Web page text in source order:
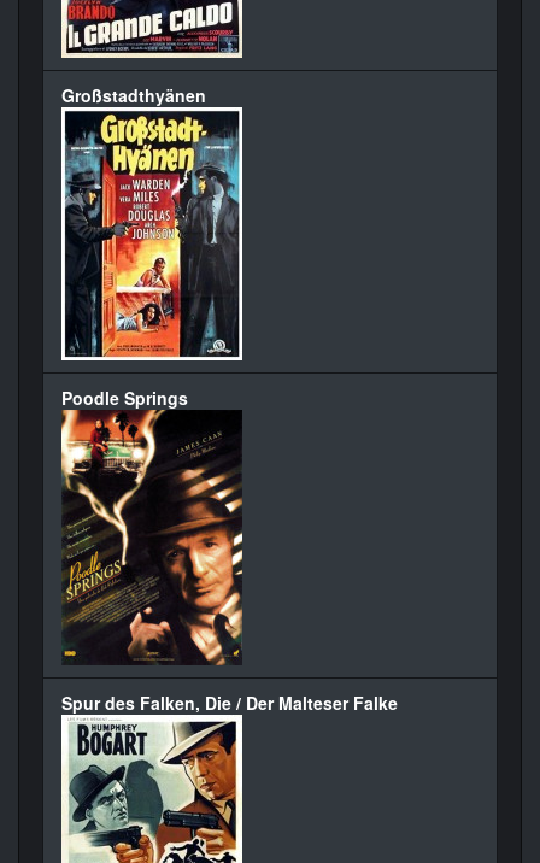
Großstadthyänen
Poodle Springs
Spur des Falken, Die / Der Malteser Falke